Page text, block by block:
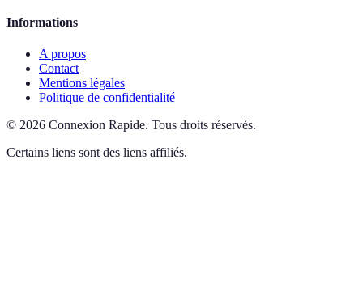
Informations
A propos
Contact
Mentions légales
Politique de confidentialité
© 2026 Connexion Rapide. Tous droits réservés.
Certains liens sont des liens affiliés.